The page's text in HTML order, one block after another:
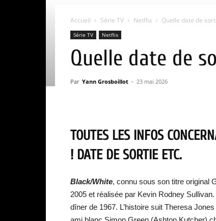
Accueil Série TV Netflix Quelle date de
Série TV Netflix
Quelle date de
Par Yann Grosboillot - 23 mai 2026
TOUTES LES INFOS
! DATE DE SORTIE ETC.
Black/White, connu sous son titre original
2005 et réalisée par Kevin Rodney
dîner de 1967. L’histoire suit Theresa